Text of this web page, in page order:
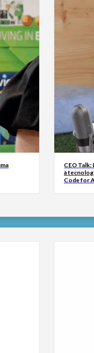
CEO Talk:
à
Code for